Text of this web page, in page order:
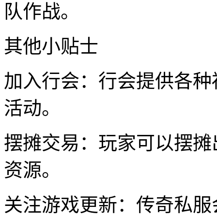
队作战。
其他小贴士
加入行会：行会提供各
活动。
摆摊交易：玩家可以摆
资源。
关注游戏更新：传奇私